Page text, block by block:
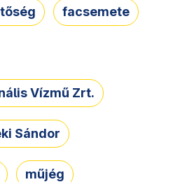
facsemete
Vízmű Zrt.
Sándor
műjég